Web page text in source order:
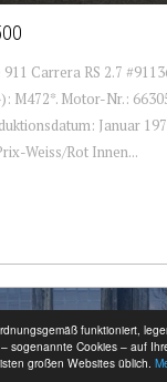
funktioniert,
sogenannte Cookies – auf
großen Websites üblich.
Carrera RS 2.7
M472*. Motor-Nr.:
Januar
Weiss/Rot Innen...